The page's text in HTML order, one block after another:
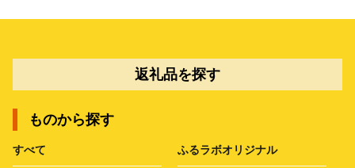
返礼品を探す
ものから探す
すべて ふるラボオリジナル